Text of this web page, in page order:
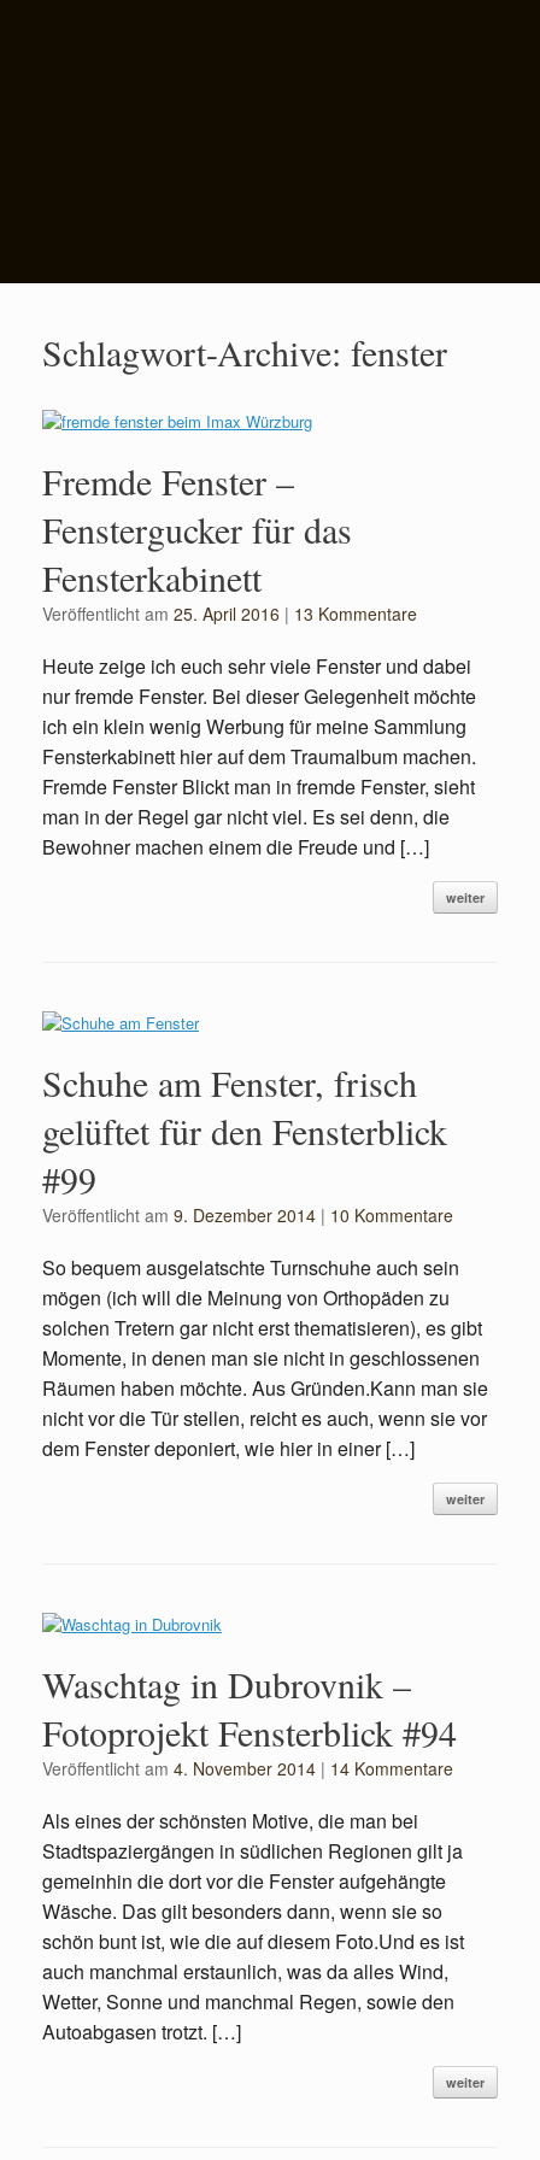
Schlagwort-Archive: fenster
Fremde Fenster –
Fenstergucker für das
Fensterkabinett
Veröffentlicht am 25. April 2016 | 13 Kommentare
Heute zeige ich euch sehr viele Fenster und dabei
nur fremde Fenster. Bei dieser Gelegenheit möchte
ich ein klein wenig Werbung für meine Sammlung
Fensterkabinett hier auf dem Traumalbum machen.
Fremde Fenster Blickt man in fremde Fenster, sieht
man in der Regel gar nicht viel. Es sei denn, die
Bewohner machen einem die Freude und […]
weiter
Schuhe am Fenster, frisch
gelüftet für den Fensterblick
#99
Veröffentlicht am 9. Dezember 2014 | 10 Kommentare
So bequem ausgelatschte Turnschuhe auch sein
mögen (ich will die Meinung von Orthopäden zu
solchen Tretern gar nicht erst thematisieren), es gibt
Momente, in denen man sie nicht in geschlossenen
Räumen haben möchte. Aus Gründen.Kann man sie
nicht vor die Tür stellen, reicht es auch, wenn sie vor
dem Fenster deponiert, wie hier in einer […]
weiter
Waschtag in Dubrovnik –
Fotoprojekt Fensterblick #94
Veröffentlicht am 4. November 2014 | 14 Kommentare
Als eines der schönsten Motive, die man bei
Stadtspaziergängen in südlichen Regionen gilt ja
gemeinhin die dort vor die Fenster aufgehängte
Wäsche. Das gilt besonders dann, wenn sie so
schön bunt ist, wie die auf diesem Foto.Und es ist
auch manchmal erstaunlich, was da alles Wind,
Wetter, Sonne und manchmal Regen, sowie den
Autoabgasen trotzt. […]
weiter